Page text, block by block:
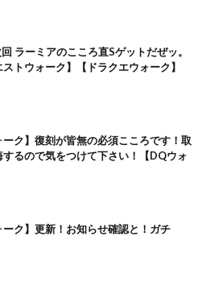
ラーミアのこころ直Sゲットだぜッ。
ストウォーク】【ドラクエウォーク】
ーク】復刻が皆無の必須こころです！取
するので気をつけて下さい！【DQウォ
ーク】更新！お知らせ確認と！ガチ